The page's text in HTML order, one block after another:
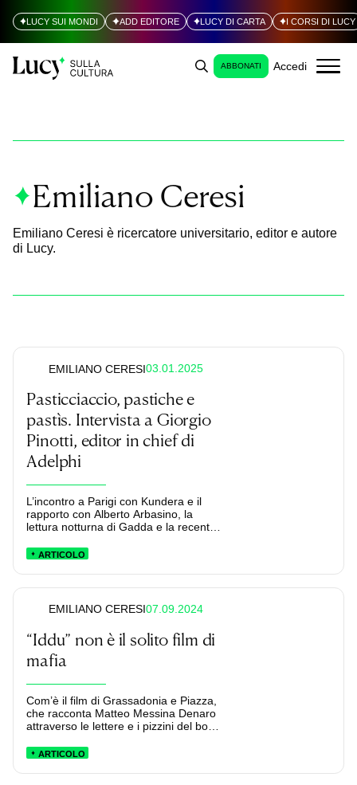
LUCY SUI MONDI ADD EDITORE LUCY DI CARTA I CORSI DI LUCY
ABBONATI Accedi
Emiliano Ceresi
Emiliano Ceresi è ricercatore universitario, editor e autore
di Lucy.
EMILIANO CERESI03.01.2025
Pasticciaccio, pastiche e
pastìs. Intervista a Giorgio
Pinotti, editor in chief di
Adelphi
L’incontro a Parigi con Kundera e il
rapporto con Alberto Arbasino, la
lettura notturna di Gadda e la recente
Adelphi: un ritratto di una delle più
ARTICOLO
EMILIANO CERESI07.09.2024
“Iddu” non è il solito film di
mafia
Com’è il film di Grassadonia e Piazza,
che racconta Matteo Messina Denaro
attraverso le lettere e i pizzini del boss
ARTICOLO